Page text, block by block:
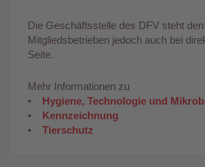
Die Geschäftsstelle des DFV steht den
Mitgliedsbetrieben jedoch auch bei
Seite.
Mehr Informationen zu
• Hygiene, Technologie und
• Kennzeichnung
• Tierschutz